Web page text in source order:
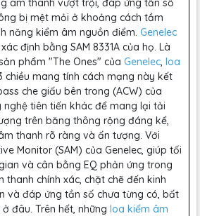
âm thanh vượt trội, đáp ứng tần số
bị mệt mỏi ở khoảng cách tầm
năng kiểm âm nguồn điểm. Genelec
định bằng SAM 8331A của họ. Là
phẩm "The Ones" của Genelec, loa
chiều mang tính cách mạng này kết
che giấu bên trong (ACW) của
nghệ tiên tiến khác để mang lại tải
trên băng thông rộng đáng kể,
thanh rõ ràng và ấn tượng. Với
Monitor (SAM) của Genelec, giúp tối
và cân bằng EQ phản ứng trong
thanh chính xác, chặt chẽ đến kinh
và đáp ứng tần số chưa từng có, bất
đâu. Trên hết, những loa kiểm âm